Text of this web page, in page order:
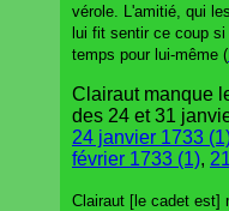
vérole. L'amitié, qui
lui fit sentir ce coup
temps pour lui-même (
Clairaut manque
des 24 et 31
24 janvier 1733
février 1733 (1),
Clairaut [le cadet est]